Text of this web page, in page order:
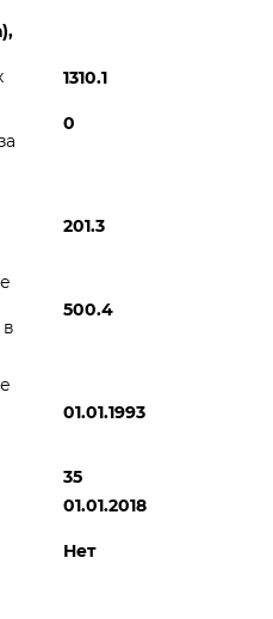
1310.1
0
201.3
500.4
01.01.1993
35
01.01.2018
Нет